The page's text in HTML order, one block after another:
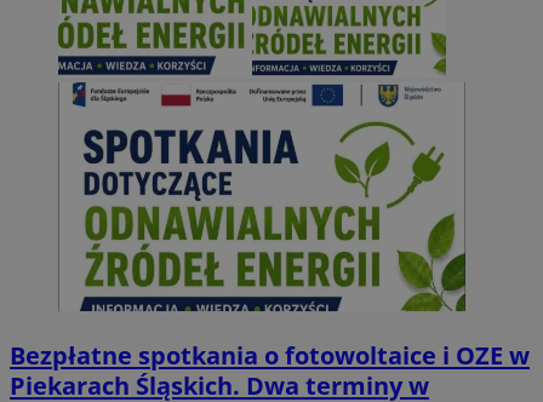
Bezpłatne spotkania o fotowoltaice i OZE w
Piekarach Śląskich. Dwa terminy w